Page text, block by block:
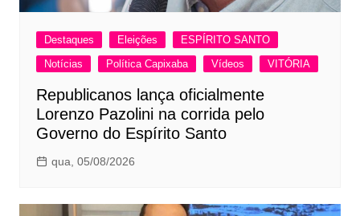
Destaques Eleições
ESPÍRITO SANTO
Notícias
Política Capixaba Vídeos VITÓRIA
Republicanos lança oficialmente
Lorenzo Pazolini na corrida pelo
Governo do Espírito Santo
qua, 05/08/2026